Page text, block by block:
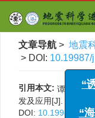
文章导航 > 地震
> DOI:
引用本文: 谭庆全.
发及应用[J]. 地震科
DOI: 10.19987/
“
“